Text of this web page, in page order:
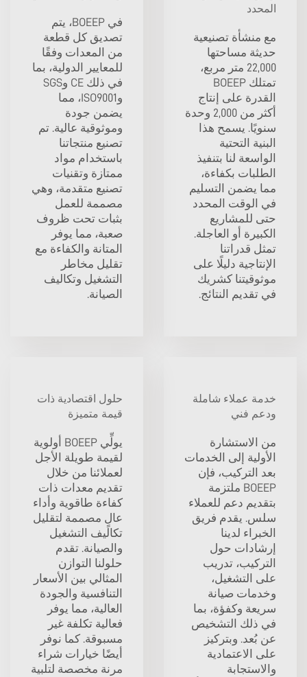
المحدد
مع منشأة تصنيعية
حديثة مساحتها
22,000 متر مربع،
تمتلك BOEEP
القدرة على إنتاج
أكثر من 2,000 وحدة
سنويًا. يسمح هذا
البنية التحتية
الواسعة لنا بتنفيذ
الطلبات بكفاءة،
مما يضمن التسليم
في الوقت المحدد
حتى للمشاريع
الكبيرة أو العاجلة.
تمثل قدراتنا
الإنتاجية دليلًا على
موثوقيتنا كشريك
في تقديم النتائج.
في BOEEP، يتم
تصديق كل قطعة
من المعدات وفقًا
للمعايير الدولية، بما
في ذلك CE وSGS
وISO9001، مما
يضمن جودة
وموثوقية عالية. تم
تصنيع منتجاتنا
باستخدام مواد
ممتازة وتقنيات
تصنيع متقدمة، وهي
مصممة للعمل
بثبات تحت ظروف
صعبة، مما يوفر
المتانة والكفاءة مع
تقليل مخاطر
التشغيل وتكاليف
الصيانة.
خدمة عملاء شاملة
ودعم فني
من الاستشارة
الأولية إلى الخدمات
بعد التركيب، فإن
BOEEP ملتزمة
بتقديم دعم للعملاء
سلس. يقدم فريق
الخبراء لدينا
إرشادات حول
التركيب، تدريب
على التشغيل،
وخدمات صيانة
سريعة وكفؤة، بما
في ذلك التشخيص
عن بُعد. وبتركيز
على الاعتمادية
والاستجابة
حلول اقتصادية ذات
قيمة متميزة
يولِّي BOEEP أولوية
لقيمة طويلة الأجل
لعملائنا من خلال
تقديم معدات ذات
كفاءة طاقوية وأداء
عالٍ مصممة لتقليل
تكاليف التشغيل
والصيانة. تقدم
حلولنا التوازن
المثالي بين الأسعار
التنافسية والجودة
العالية، مما يوفر
فعالية تكلفة غير
مسبوقة. كما نوفر
أيضًا خيارات شراء
مرنة مخصصة لتلبية